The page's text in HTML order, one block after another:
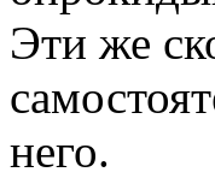
Эти же
него.